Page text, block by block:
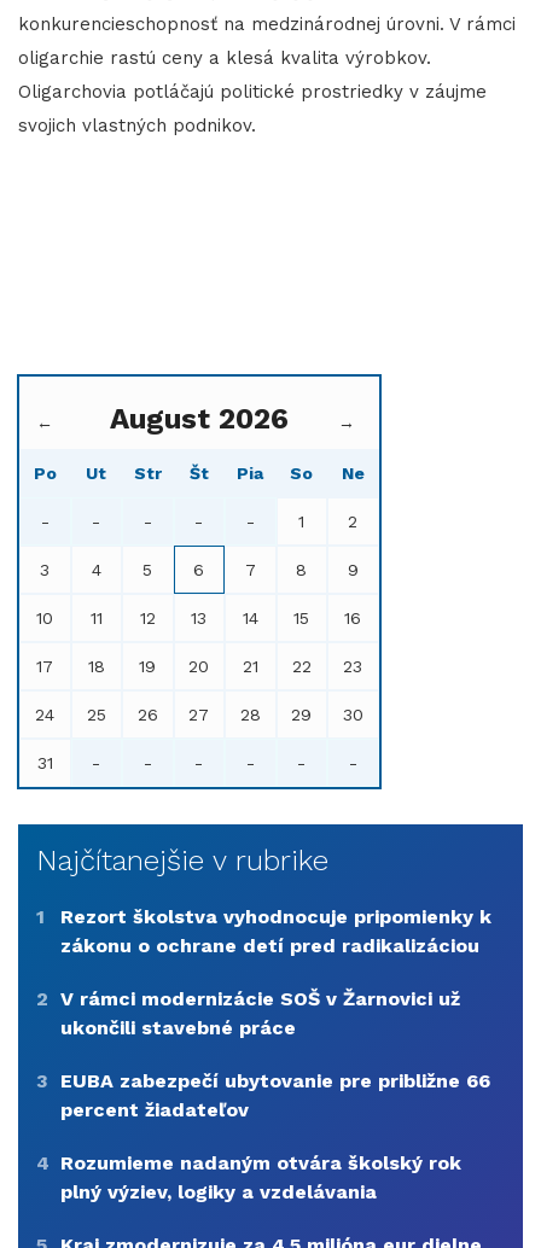
konkurencieschopnosť na medzinárodnej úrovni. V rámci
oligarchie rastú ceny a klesá kvalita výrobkov.
Oligarchovia potláčajú politické prostriedky v záujme
svojich vlastných podnikov.
← August 2026 →
Po Ut Str Št Pia So Ne
- - - - - 1 2
3 4 5 6 7 8 9
10 11 12 13 14 15 16
17 18 19 20 21 22 23
24 25 26 27 28 29 30
31 - - - - - -
Najčítanejšie v rubrike
1
Rezort školstva vyhodnocuje pripomienky k
zákonu o ochrane detí pred radikalizáciou
2 V rámci modernizácie SOŠ v Žarnovici už
ukončili stavebné práce
3
EUBA zabezpečí ubytovanie pre približne 66
percent žiadateľov
4 Rozumieme nadaným otvára školský rok
plný výziev, logiky a vzdelávania